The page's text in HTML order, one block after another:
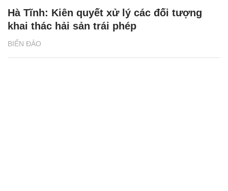
BIỂN ĐẢO
Hà Tĩnh: Kiên quyết xử lý các đối tượng
khai thác hải sản trái phép